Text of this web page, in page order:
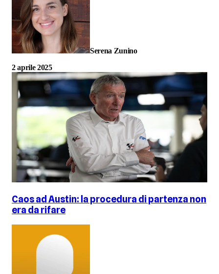
Serena Zunino
2 aprile 2025
Caos ad Austin: la procedura di partenza non
era da rifare